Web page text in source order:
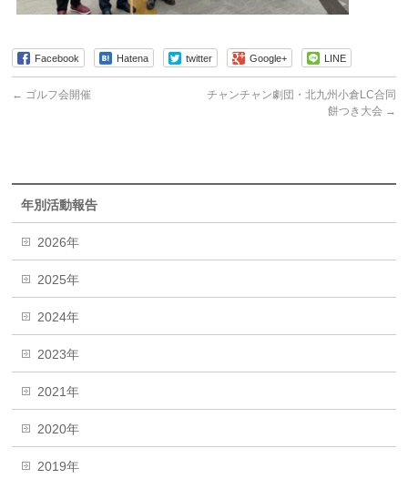
Facebook Hatena twitter Google+ LINE
← ゴルフ会開催
チャンチャン劇団・北九州小倉LC合同
餅つき大会 →
年別活動報告
2026年
2025年
2024年
2023年
2021年
2020年
2019年